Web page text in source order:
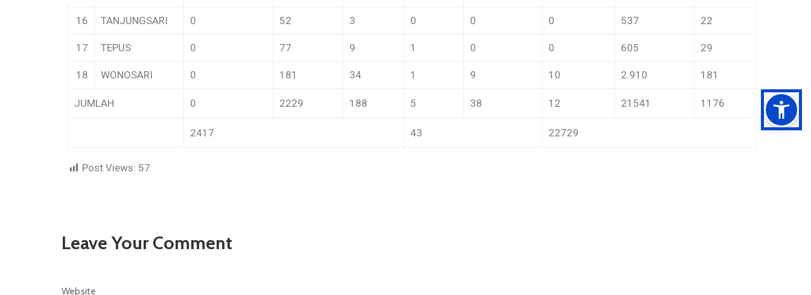
16 TANJUNGSARI 0 52 3 0 0 0 537 22
17 TEPUS 0 77 9 1 0 0 605 29
18 WONOSARI 0 181 34 1 9 10 2.910 181
JUMLAH 0 2229 188 5 38 12 21541 1176
2417 43 22729
Post Views: 57
Leave Your Comment